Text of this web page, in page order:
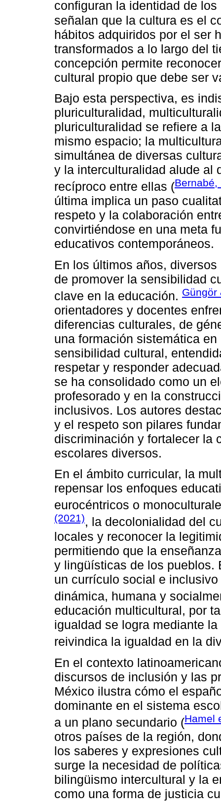
configuran la identidad de
señalan que la cultura es el
hábitos adquiridos por el ser
transformados a lo largo del
concepción permite
cultural propio que debe ser
Bajo esta perspectiva, es
pluriculturalidad,
pluriculturalidad se refiere a
mismo espacio; la
simultánea de diversas
y la interculturalidad alude al
recíproco entre ellas (Bernabé,
última implica un paso
respeto y la colaboración
convirtiéndose en una meta
educativos contemporáneos.
En los últimos años,
de promover la sensibilidad
clave en la educación. Güngör
orientadores y docentes
diferencias culturales, de
una formación sistemática
sensibilidad cultural,
respetar y responder
se ha consolidado como un
profesorado y en la
inclusivos. Los autores
y el respeto son pilares
discriminación y fortalecer la
escolares diversos.
En el ámbito curricular, la
repensar los enfoques
eurocéntricos o
(2021), la decolonialidad del
locales y reconocer la
permitiendo que la
y lingüísticas de los pueblos.
un currículo social e
dinámica, humana y
educación multicultural, por
igualdad se logra mediante
reivindica la igualdad en la
En el contexto
discursos de inclusión y las
México ilustra cómo el
dominante en el sistema
a un plano secundario (Hamel
otros países de la región,
los saberes y expresiones
surge la necesidad de
bilingüismo intercultural y la
como una forma de justicia